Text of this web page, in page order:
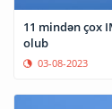
11 mindən çox
olub
03-08-2023